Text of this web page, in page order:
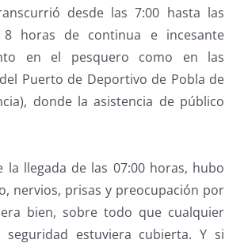
desde las 7:00 hasta las
8 horas de continua e incesante
en el pesquero como en las
Puerto de Deportivo de Pobla de
donde la asistencia de público
la llegada de las 07:00 horas, hubo
nervios, prisas y preocupación por
bien, sobre todo que cualquier
seguridad estuviera cubierta. Y si